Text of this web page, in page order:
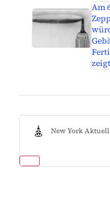
Am
New York Aktuell